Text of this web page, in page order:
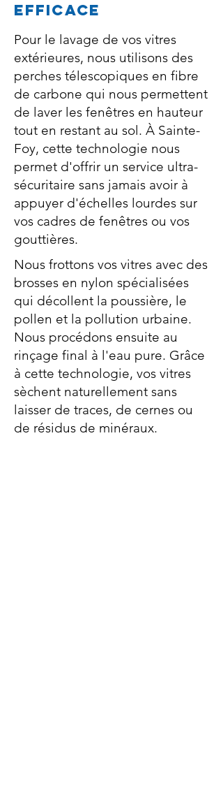
efficace
Pour le lavage de vos vitres
extérieures, nous utilisons des
perches télescopiques en fibre
de carbone qui nous permettent
de laver les fenêtres en hauteur
tout en restant au sol. À Sainte-
Foy, cette technologie nous
permet d'offrir un service ultra-
sécuritaire sans jamais avoir à
appuyer d'échelles lourdes sur
vos cadres de fenêtres ou vos
gouttières.
Nous frottons vos vitres avec des
brosses en nylon spécialisées
qui décollent la poussière, le
pollen et la pollution urbaine.
Nous procédons ensuite au
rinçage final à l'eau pure. Grâce
à cette technologie, vos vitres
sèchent naturellement sans
laisser de traces, de cernes ou
de résidus de minéraux.